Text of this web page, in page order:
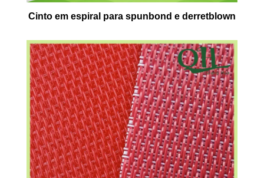
Cinto em espiral para spunbond e derretblown